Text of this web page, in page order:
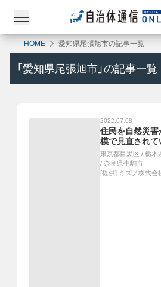
HOME 愛知県尾張旭市の記事一覧
「 愛知県尾張旭市 」の記事一覧
2022.07.08
住民を自然災害
模で見直されて
東京都目黒区 / 栃木
/ 奈良県生駒市
[提供] ミズノ株式会